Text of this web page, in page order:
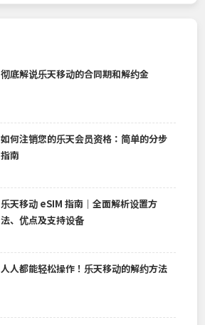
彻底解说乐天移动的合同期和解约金
如何注销您的乐天会员资格：简单的分步
指南
乐天移动 eSIM 指南｜全面解析设置方
法、优点及支持设备
人人都能轻松操作！乐天移动的解约方法